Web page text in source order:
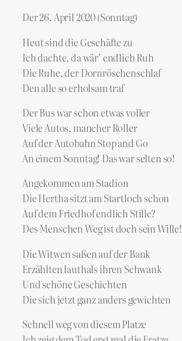
Der 26. April 2020 (Sonntag)
Heut sind die Geschäfte zu
Ich dachte, da wär’ endlich Ruh
Die Ruhe, der Dornröschenschlaf
Den alle so erholsam traf
Der Bus war schon etwas voller
Viele Autos, mancher Roller
Auf der Autobahn Stop and Go
An einem Sonntag! Das war selten so!
Angekommen am Stadion
Die Hertha sitzt am Startloch schon
Auf dem Friedhof endlich Stille?
Des Menschen Weg ist doch sein Wille!
Die Witwen saßen auf der Bank
Erzählten lauthals ihren Schwank
Und schöne Geschichten
Die sich jetzt ganz anders gewichten
Schnell weg von diesem Platze